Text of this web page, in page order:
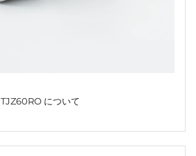
TJZ60RO について